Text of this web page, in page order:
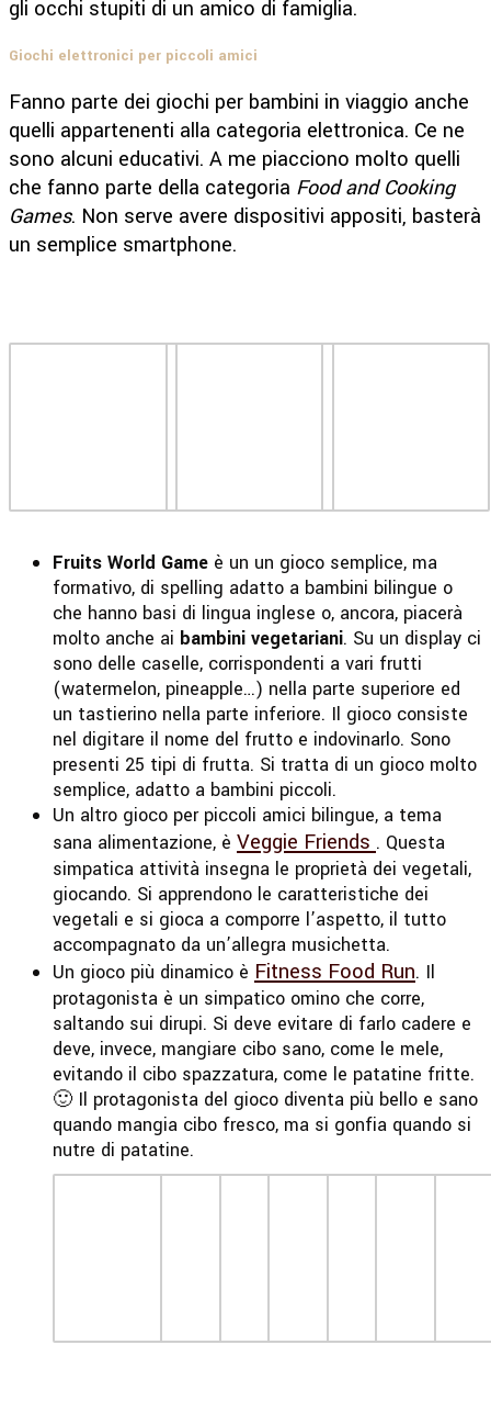
gli occhi stupiti di un amico di famiglia.
Giochi elettronici per piccoli amici
Fanno parte dei giochi per bambini in viaggio anche
quelli appartenenti alla categoria elettronica. Ce ne
sono alcuni educativi. A me piacciono molto quelli
che fanno parte della categoria Food and Cooking
Games. Non serve avere dispositivi appositi, basterà
un semplice smartphone.
Fruits World Game è un un gioco semplice, ma
formativo, di spelling adatto a bambini bilingue o
che hanno basi di lingua inglese o, ancora, piacerà
molto anche ai bambini vegetariani. Su un display ci
sono delle caselle, corrispondenti a vari frutti
(watermelon, pineapple…) nella parte superiore ed
un tastierino nella parte inferiore. Il gioco consiste
nel digitare il nome del frutto e indovinarlo. Sono
presenti 25 tipi di frutta. Si tratta di un gioco molto
semplice, adatto a bambini piccoli.
Un altro gioco per piccoli amici bilingue, a tema
sana alimentazione, è Veggie Friends . Questa
simpatica attività insegna le proprietà dei vegetali,
giocando. Si apprendono le caratteristiche dei
vegetali e si gioca a comporre l’aspetto, il tutto
accompagnato da un’allegra musichetta.
Un gioco più dinamico è Fitness Food Run. Il
protagonista è un simpatico omino che corre,
saltando sui dirupi. Si deve evitare di farlo cadere e
deve, invece, mangiare cibo sano, come le mele,
evitando il cibo spazzatura, come le patatine fritte.
🙂 Il protagonista del gioco diventa più bello e sano
quando mangia cibo fresco, ma si gonfia quando si
nutre di patatine.